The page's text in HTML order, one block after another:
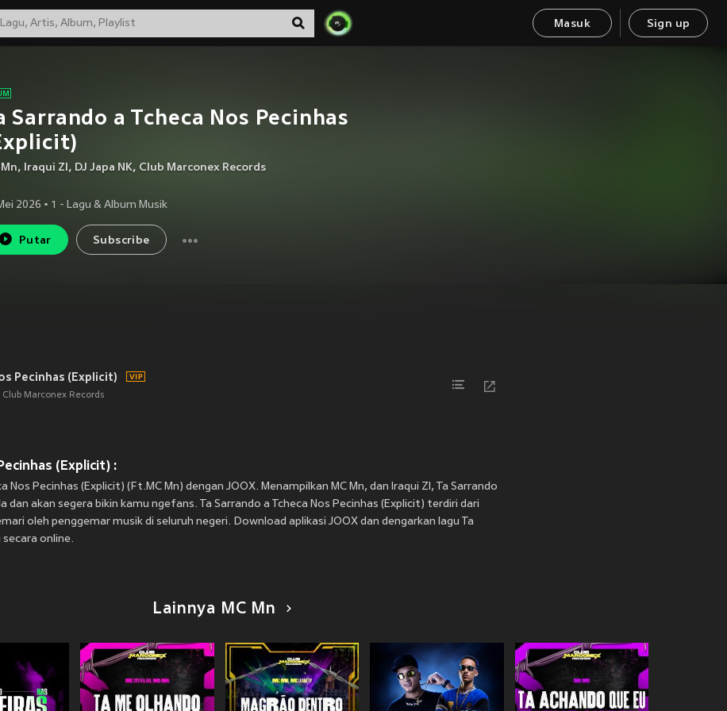
Masuk Sign up
Sarrando a Tcheca Nos Pecinhas
, Iraqui Zl, DJ Japa NK, Club Marconex Records
2026 • 1 - Lagu & Album Musik
Putar Subscribe
Pecinhas (Explicit)
Club Marconex Records
(Explicit) :
Nos Pecinhas (Explicit) (Ft.MC Mn) dengan JOOX. Menampilkan MC Mn, dan Iraqui Zl, Ta Sarrando
dan akan segera bikin kamu ngefans. Ta Sarrando a Tcheca Nos Pecinhas (Explicit) terdiri dari
oleh penggemar musik di seluruh negeri. Download aplikasi JOOX dan dengarkan lagu Ta
secara online.
Lainnya MC Mn